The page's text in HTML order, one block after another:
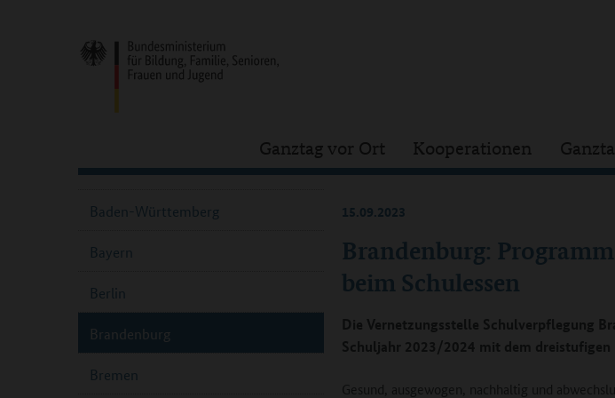
Ganztag vor Ort Kooperationen
Brandenburg:
beim Schulessen
15.09.2023
Die Vernetzungsstelle Schulverpflegung
Schuljahr 2023/2024 mit dem dreistufigen
Gesund, ausgewogen, nachhaltig und
Baden-Württemberg
Bayern
Berlin
Brandenburg
Bremen